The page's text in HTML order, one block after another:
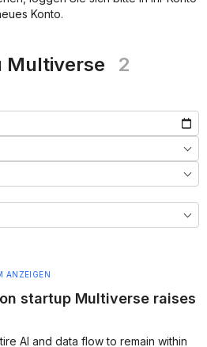
Konto.
Multiverse 2
ANZEIGEN
startup Multiverse raises
AI and data flow to remain within